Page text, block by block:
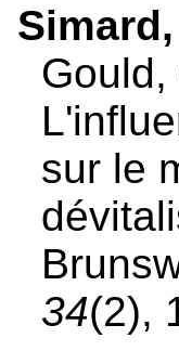
sur le
34(2),